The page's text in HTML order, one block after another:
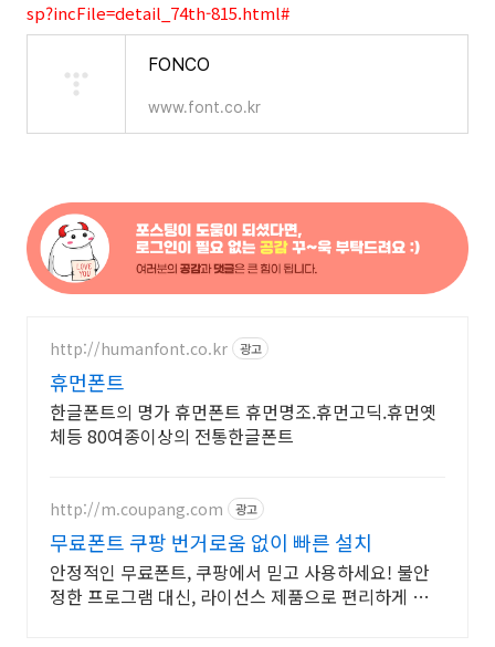
sp?incFile=detail_74th-815.html#
FONCO
www.font.co.kr
http://humanfont.co.kr 광고
휴먼폰트
한글폰트의 명가 휴먼폰트 휴먼명조.휴먼고딕.휴먼옛
체등 80여종이상의 전통한글폰트
http://m.coupang.com 광고
무료폰트 쿠팡 번거로움 없이 빠른 설치
안정적인 무료폰트, 쿠팡에서 믿고 사용하세요! 불안
정한 프로그램 대신, 라이선스 제품으로 편리하게 시작